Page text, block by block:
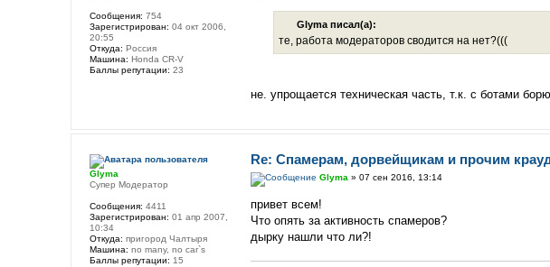
Glyma писал(а):
те, работа модераторов сводится на нет?(((
не. упрощается техническая часть, т.к. с ботами
Сообщения: 754
Зарегистрирован: 04 окт 2006,
20:55
Откуда: Россия
Машина: Honda CR-V
Баллы репутации: 23
Re: Спамерам, дорвейщикам и прочим
Glyma » 07 сен 2016, 13:14
привет всем!
Что опять за активность спамеров?
дырку нашли что ли?!
Glyma
Супер Модератор
Сообщения: 4411
Зарегистрирован: 01 апр 2007,
10:34
Откуда: пригород Чалтыря
Машина: no many, no car`s
Баллы репутации: 15